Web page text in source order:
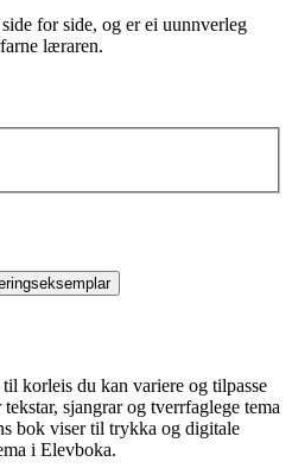
for side, og er ei uunnverleg
læraren.
korleis du kan variere og tilpasse
sjangrar og tverrfaglege tema
bok viser til trykka og digitale
i Elevboka.